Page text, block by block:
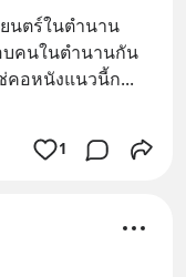
นตร์ในตำนาน
บคนในตำนานกัน
คอหนังแนวนี้ก...
1